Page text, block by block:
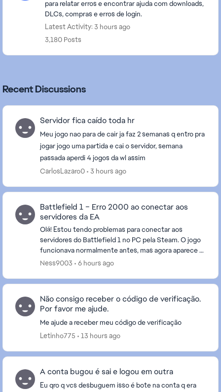
para relatar erros e encontrar ajuda com downloads,
DLCs, compras e erros de login.
Latest Activity: 3 hours ago
3,180 Posts
Recent Discussions
Servidor fica caído toda hr
Meu jogo nao para de cair ja faz 2 semanas q entro pra
jogar jogo uma partida e cai o servidor, semana
passada aperdi 4 jogos da wl assim
CarlosLazaro0
3 hours ago
Battlefield 1 – Erro 2000 ao conectar aos
servidores da EA
Olá! Estou tendo problemas para conectar aos
servidores do Battlefield 1 no PC pela Steam. O jogo
funcionava normalmente antes, mas agora aparece a
mensagem "Você perdeu a conexão com os
Ness9003 6 hours ago
Não consigo receber o código de verificação.
Por favor me ajude.
Me ajude a receber meu código de verificação
Letinho775
13 hours ago
A conta bugou é sai e logou em outra
Eu qro q vcs desbuguem isso é bote na conta q era